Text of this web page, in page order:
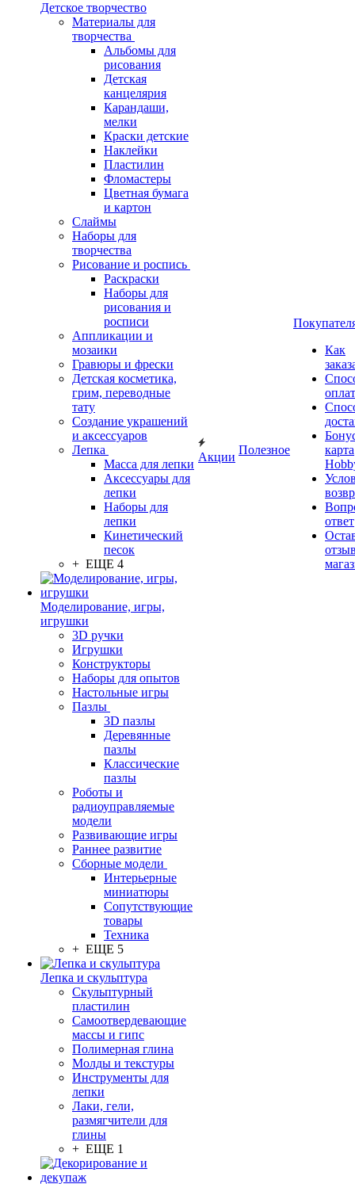
Детское творчество
Материалы для
творчества
Альбомы для
рисования
Детская
канцелярия
Карандаши,
мелки
Краски детские
Наклейки
Пластилин
Фломастеры
Цветная бумага
и картон
Слаймы
Наборы для
творчества
Рисование и роспись
Раскраски
Наборы для
рисования и
росписи
Аппликации и
мозаики
Гравюры и фрески
Детская косметика,
грим, переводные
тату
Создание украшений
и аксессуаров
Лепка
Масса для лепки
Аксессуары для
лепки
Наборы для
лепки
Кинетический
песок
+ ЕЩЕ 4
Моделирование, игры,
игрушки
3D ручки
Игрушки
Конструкторы
Наборы для опытов
Настольные игры
Пазлы
3D пазлы
Деревянные
пазлы
Классические
пазлы
Роботы и
радиоуправляемые
модели
Развивающие игры
Раннее развитие
Сборные модели
Интерьерные
миниатюры
Сопутствующие
товары
Техника
+ ЕЩЕ 5
Лепка и скульптура
Скульптурный
пластилин
Самоотвердевающие
массы и гипс
Полимерная глина
Молды и текстуры
Инструменты для
лепки
Лаки, гели,
размягчители для
глины
+ ЕЩЕ 1
Акции
Полезное
Как
карта
ответ